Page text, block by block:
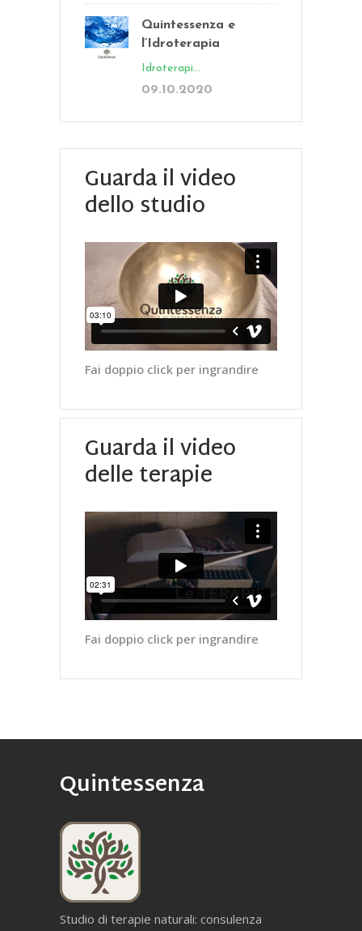
Quintessenza e
l’Idroterapia
Idroterapi...
09.10.2020
Guarda il video
dello studio
Fai doppio click per ingrandire
Guarda il video
delle terapie
Fai doppio click per ingrandire
Quintessenza
Studio di terapie naturali: consulenza